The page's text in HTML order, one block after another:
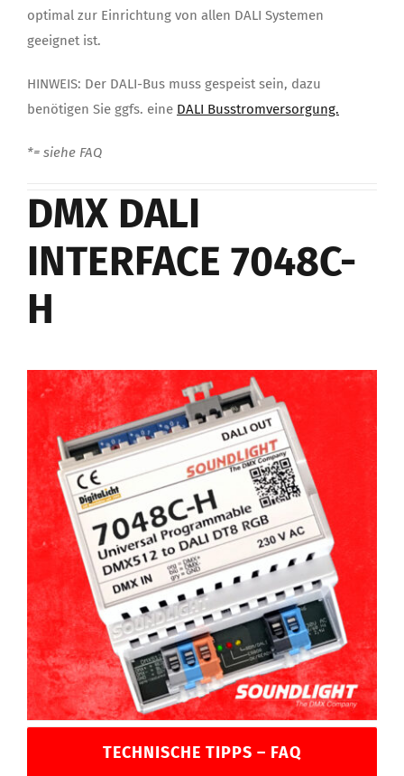
optimal zur Einrichtung von allen DALI Systemen
geeignet ist.
HINWEIS: Der DALI-Bus muss gespeist sein, dazu
benötigen Sie ggfs. eine DALI Busstromversorgung.
*= siehe FAQ
DMX DALI
INTERFACE 7048C-
H
TECHNISCHE TIPPS – FAQ